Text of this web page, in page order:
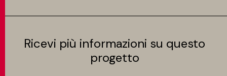
Ricevi più informazioni su questo
progetto